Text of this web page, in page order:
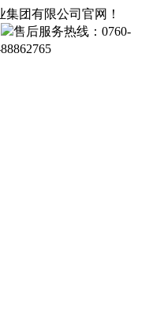
团有限公司官网！
售后服务热线：0760-